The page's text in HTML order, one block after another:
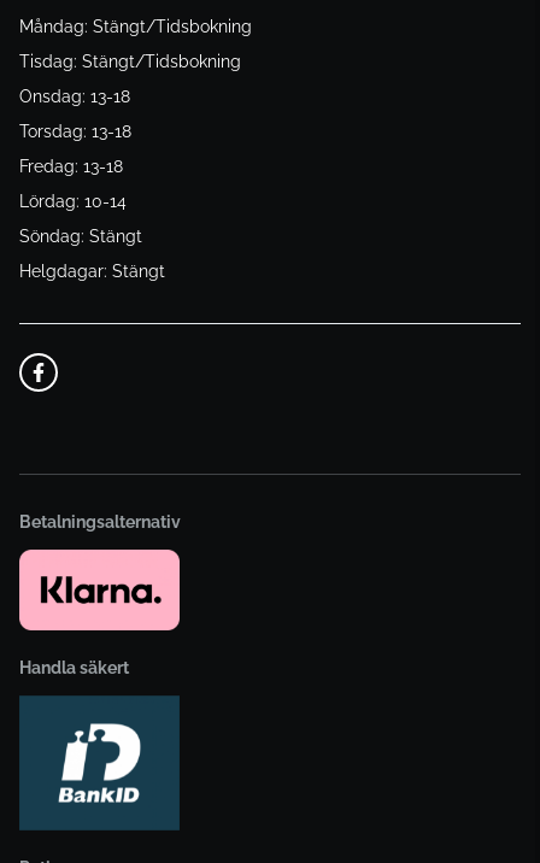
Måndag: Stängt/Tidsbokning
Tisdag: Stängt/Tidsbokning
Onsdag: 13-18
Torsdag: 13-18
Fredag: 13-18
Lördag: 10-14
Söndag: Stängt
Helgdagar: Stängt
Betalningsalternativ
Handla säkert